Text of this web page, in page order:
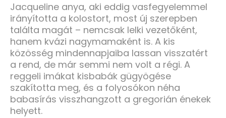
Jacqueline anya, aki eddig vasfegyelemmel
irányította a kolostort, most új szerepben
találta magát – nemcsak lelki vezetőként,
hanem kvázi nagymamaként is. A kis
közösség mindennapjaiba lassan visszatért
a rend, de már semmi nem volt a régi. A
reggeli imákat kisbabák gügyögése
szakította meg, és a folyosókon néha
babasírás visszhangzott a gregorián énekek
helyett.